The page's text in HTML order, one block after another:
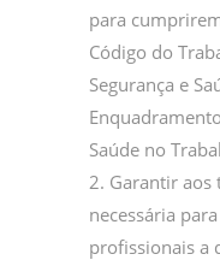
para
Código do
Segurança e
Saúde no
2. Garantir aos
necessária
profissionais a